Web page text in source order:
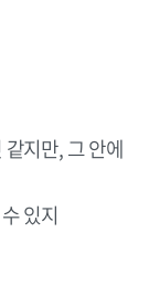
지만, 그 안에
있지